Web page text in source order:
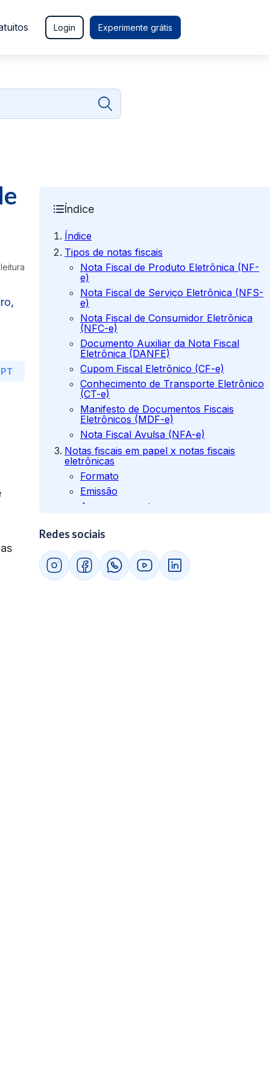
Login Experimente grátis
Índice
Índice
Tipos de notas fiscais
Nota Fiscal de Produto Eletrônica (NF-
e)
Nota Fiscal de Serviço Eletrônica (NFS-
e)
Nota Fiscal de Consumidor Eletrônica
(NFC-e)
Documento Auxiliar da Nota Fiscal
Eletrônica (DANFE)
Cupom Fiscal Eletrônico (CF-e)
Conhecimento de Transporte Eletrônico
(CT-e)
Manifesto de Documentos Fiscais
Eletrônicos (MDF-e)
Nota Fiscal Avulsa (NFA-e)
Notas fiscais em papel x notas fiscais
eletrônicas
Formato
Emissão
Armazenamento
Segurança
Perguntas frequentes sobre como emitir
nota fiscal
Quem precisa emitir nota fiscal?
Redes sociais